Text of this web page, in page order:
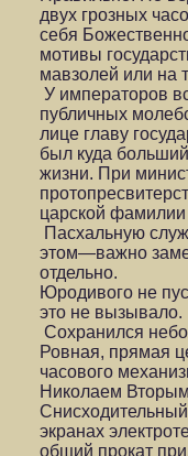
двух грозных
себя
мотивы
мавзолей или на
У императоров
публичных
лице главу
был куда
жизни. При
царской
Пасхальную
этом—важно
отдельно.
Юродивого не
это не вызывало.
Сохранился
Ровная, прямая
часового
Николаем
экранах
общий прокат